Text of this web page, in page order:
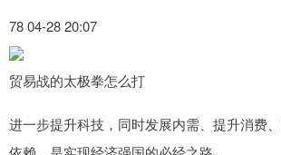
78 04-28 20:07
贸易战的太极拳怎么打
进一步提升科技，同时发展内需、提升消费